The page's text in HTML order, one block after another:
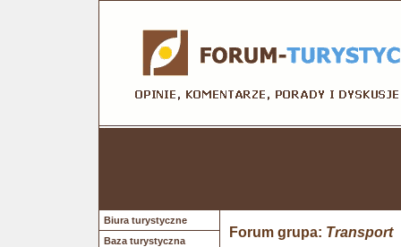
Biura turystyczne
Baza turystyczna
Forum grupa: Transport